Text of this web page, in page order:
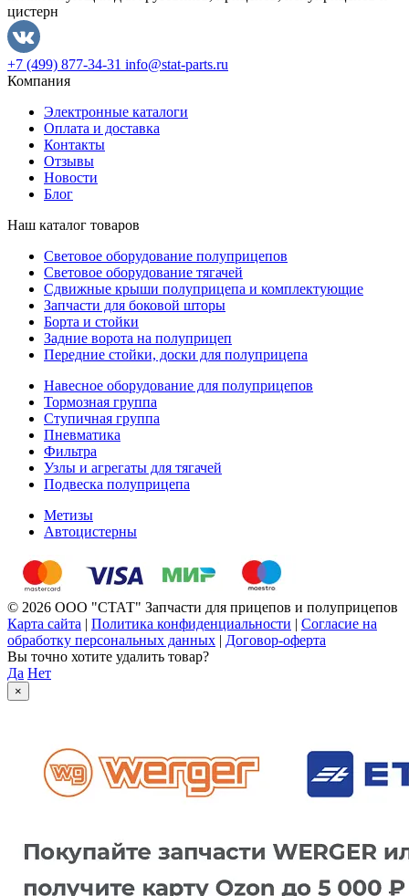
цистерн
+7 (499) 877-34-31 info@stat-parts.ru
Компания
Электронные каталоги
Оплата и доставка
Контакты
Отзывы
Новости
Блог
Наш каталог товаров
Световое оборудование полуприцепов
Световое оборудование тягачей
Сдвижные крыши полуприцепа и комплектующие
Запчасти для боковой шторы
Борта и стойки
Задние ворота на полуприцеп
Передние стойки, доски для полуприцепа
Навесное оборудование для полуприцепов
Тормозная группа
Ступичная группа
Пневматика
Фильтра
Узлы и агрегаты для тягачей
Подвеска полуприцепа
Метизы
Автоцистерны
© 2026 ООО "СТАТ" Запчасти для прицепов и полуприцепов
Карта сайта | Политика конфиденциальности | Согласие на
обработку персональных данных | Договор-оферта
Вы точно хотите удалить товар?
Да Нет
×